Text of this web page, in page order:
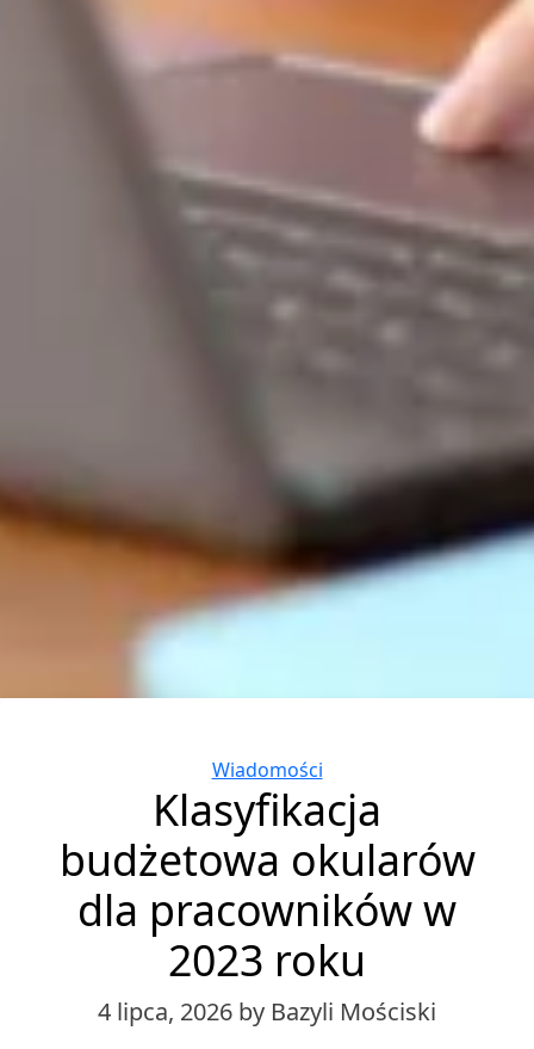
Categories
Wiadomości
Klasyfikacja
budżetowa okularów
dla pracowników w
2023 roku
4 lipca, 2026 by Bazyli Mościski